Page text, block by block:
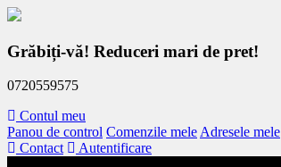
to
Grăbiți-vă! Reduceri mari de pret!
0720559575
Contul meu
Panou de control Comenzile meleAdresele mele
Contact
Autentificare